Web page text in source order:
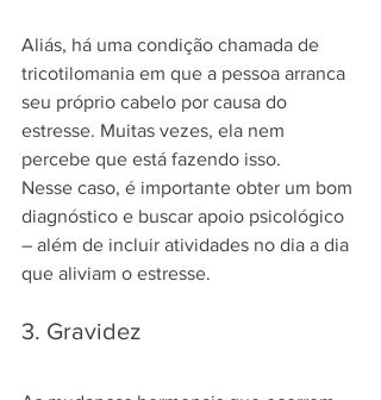
Aliás, há uma condição chamada de
tricotilomania em que a pessoa arranca
seu próprio cabelo por causa do
estresse. Muitas vezes, ela nem
percebe que está fazendo isso.
Nesse caso, é importante obter um bom
diagnóstico e buscar apoio psicológico
– além de incluir atividades no dia a dia
que aliviam o estresse.
3. Gravidez